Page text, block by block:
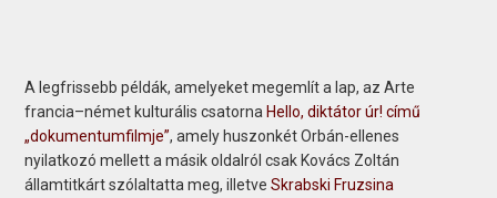
A legfrissebb példák, amelyeket megemlít a lap, az Arte
francia–német kulturális csatorna Hello, diktátor úr! című
„dokumentumfilmje”, amely huszonkét Orbán-ellenes
nyilatkozó mellett a másik oldalról csak Kovács Zoltán
államtitkárt szólaltatta meg, illetveSkrabski Fruzsina